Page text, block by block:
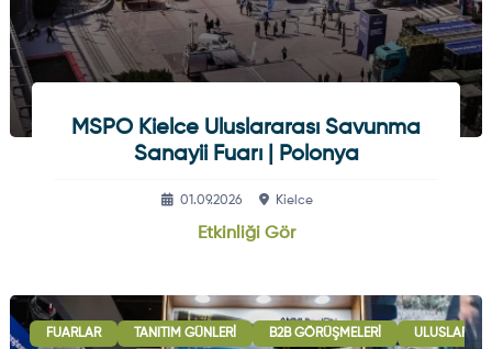
MSPO Kielce Uluslararası Savunma
Sanayii Fuarı | Polonya
01.09.2026 Kielce
Etkinliği Gör
FUARLAR TANITIM GÜNLERI B2B GÖRÜŞMELERI